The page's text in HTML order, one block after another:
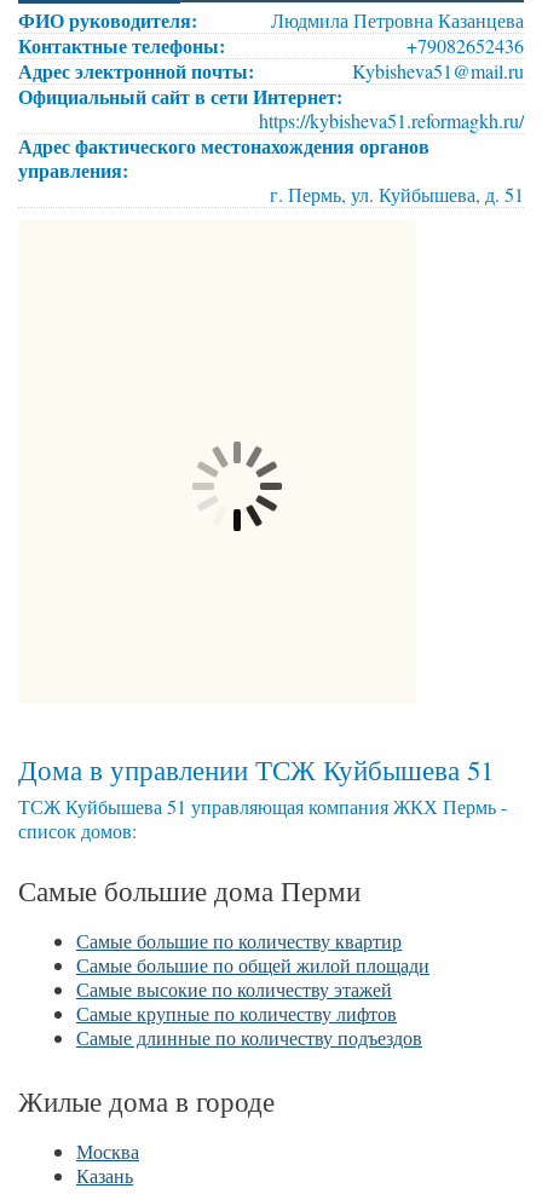
ФИО руководителя: Людмила Петровна Казанцева
Контактные телефоны: +79082652436
Адрес электронной почты: Kybisheva51@mail.ru
Официальный сайт в сети Интернет:
https://kybisheva51.reformagkh.ru/
Адрес фактического местонахождения органов
управления:
г. Пермь, ул. Куйбышева, д. 51
Дома в управлении ТСЖ Куйбышева 51
ТСЖ Куйбышева 51 управляющая компания ЖКХ Пермь -
список домов:
Самые большие дома Перми
Самые большие по количеству квартир
Самые большие по общей жилой площади
Самые высокие по количеству этажей
Самые крупные по количеству лифтов
Самые длинные по количеству подъездов
Жилые дома в городе
Москва
Казань